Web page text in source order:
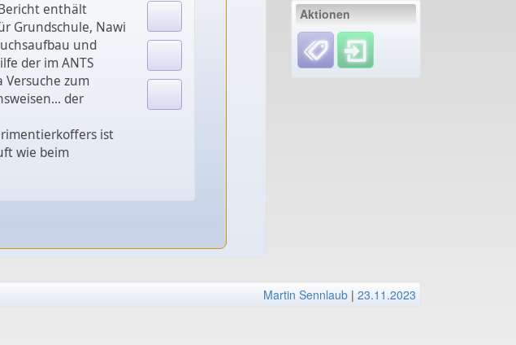
enthält
Grundschule, Nawi
und
der im ANTS
zum
der
ist
wie beim
Aktionen
Martin Sennlaub | 23.11.2023